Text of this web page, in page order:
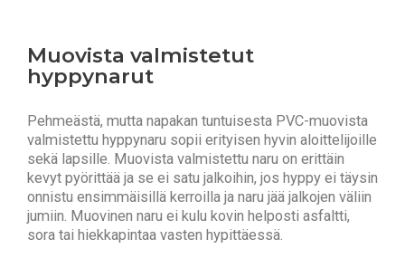
Muovista valmistetut
hyppynarut
Pehmeästä, mutta napakan tuntuisesta PVC-muovista
valmistettu hyppynaru sopii erityisen hyvin aloittelijoille
sekä lapsille. Muovista valmistettu naru on erittäin
kevyt pyörittää ja se ei satu jalkoihin, jos hyppy ei täysin
onnistu ensimmäisillä kerroilla ja naru jää jalkojen väliin
jumiin. Muovinen naru ei kulu kovin helposti asfaltti,
sora tai hiekkapintaa vasten hypittäessä.